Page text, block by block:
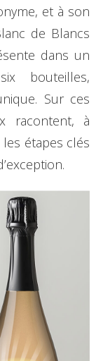
et à son
de Blancs
dans un
bouteilles,
Sur ces
racontent, à
étapes clés